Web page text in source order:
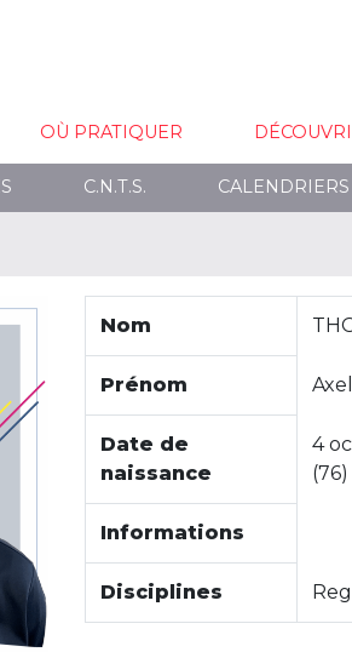
OÙ PRATIQUER
C.N.T.S. CALENDRIERS
Nom
Prénom
Date de
naissance
4
(76)
Informations
Disciplines